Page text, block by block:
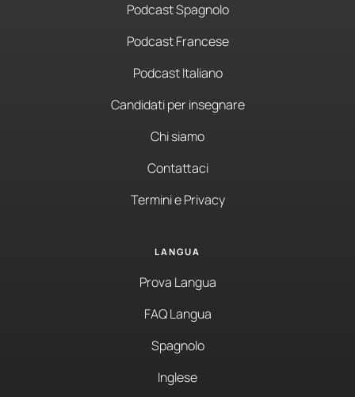
Podcast Spagnolo
Podcast Francese
Podcast Italiano
Candidati per insegnare
Chi siamo
Contattaci
Termini e Privacy
LANGUA
Prova Langua
FAQ Langua
Spagnolo
Inglese